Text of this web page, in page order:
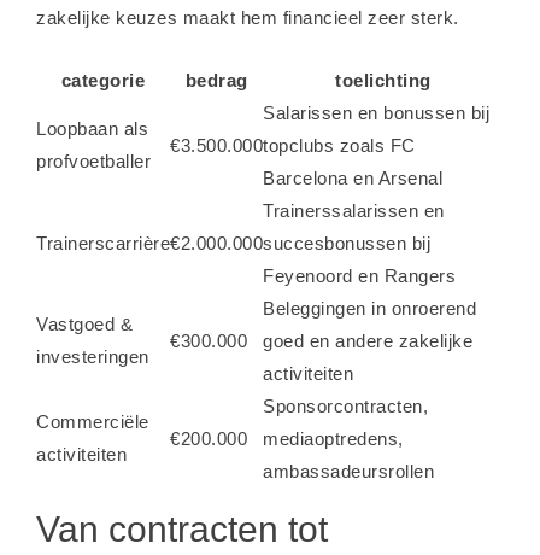
zakelijke keuzes maakt hem financieel zeer sterk.
categorie bedrag toelichting
Loopbaan als
profvoetballer
€3.500.000
Salarissen en bonussen bij
topclubs zoals FC
Barcelona en Arsenal
Trainerscarrière€2.000.000
Trainerssalarissen en
succesbonussen bij
Feyenoord en Rangers
Vastgoed &
investeringen
€300.000
Beleggingen in onroerend
goed en andere zakelijke
activiteiten
Commerciële
activiteiten
€200.000
Sponsorcontracten,
mediaoptredens,
ambassadeursrollen
Van contracten tot